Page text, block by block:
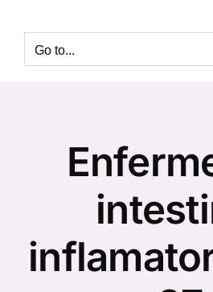
contentGo to...